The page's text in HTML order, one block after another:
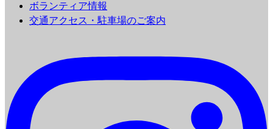
ボランティア情報
交通アクセス・駐車場のご案内